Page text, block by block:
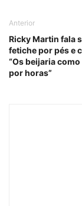
Anterior
Ricky Martin fala
fetiche por pés e
“Os beijaria
por horas”